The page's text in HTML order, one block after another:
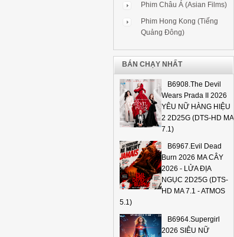
Phim Châu Á (Asian Films)
Phim Hong Kong (Tiếng
Quảng Đông)
BÁN CHẠY NHẤT
B6908.The Devil
Wears Prada II 2026
YÊU NỮ HÀNG HIỆU
2 2D25G (DTS-HD MA
7.1)
B6967.Evil Dead
Burn 2026 MA CÂY
2026 - LỬA ĐỊA
NGỤC 2D25G (DTS-
HD MA 7.1 - ATMOS
5.1)
B6964.Supergirl
2026 SIÊU NỮ